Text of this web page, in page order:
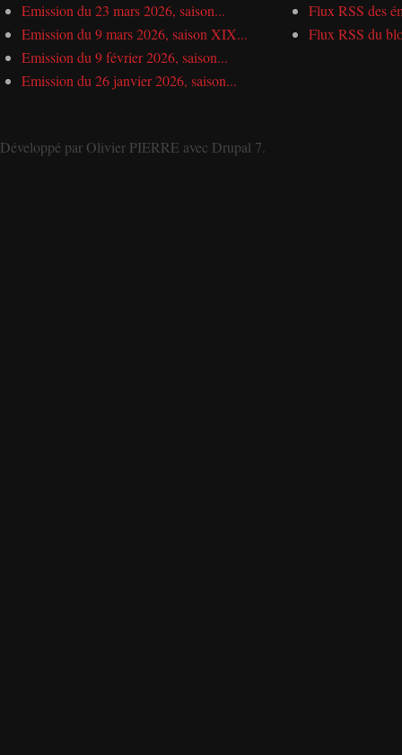
Emission du 23 mars 2026, saison...
Emission du 9 mars 2026, saison XIX...
Emission du 9 février 2026, saison...
Emission du 26 janvier 2026, saison...
Flux RSS des
Flux RSS du
Développé par Olivier PIERRE avec Drupal 7